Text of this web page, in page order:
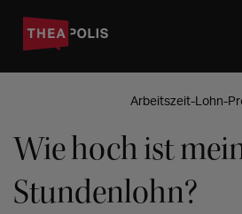
Arbeitszeit-Lohn-
Wie hoch ist
Stundenlohn?